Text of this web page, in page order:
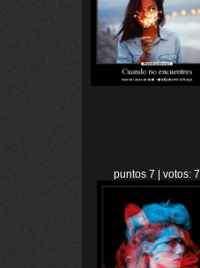
puntos 7 | votos: 7